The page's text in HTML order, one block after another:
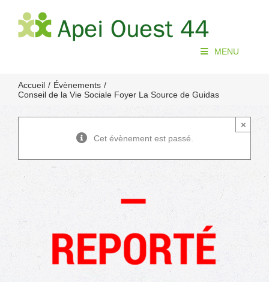
contenu
MENU
Accueil
Évènements
Conseil de la Vie Sociale Foyer La Source de Guidas
Cet évènement est passé.
×